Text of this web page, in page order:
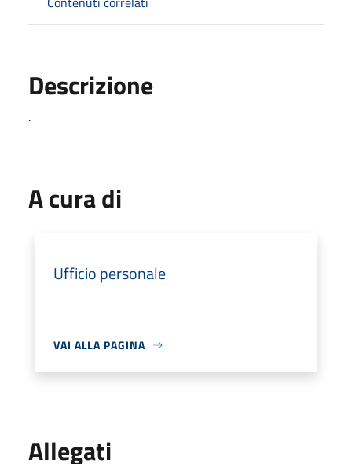
Descrizione
.
A cura di
Ufficio personale
VAI ALLA PAGINA
Allegati